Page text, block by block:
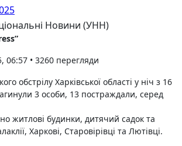
06:57 • 3260 перегляди
3 особи, 13 постраждали, серед
житлові будинки, дитячий садок та
Харкові, Старовірівці та Лютівці.